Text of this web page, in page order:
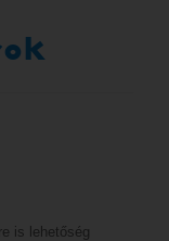
is lehetőség